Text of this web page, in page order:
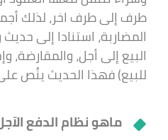
طرف إلى طرف اخر، لذلك
المضاربة، استنادا إلى
البيع إلى أجل، والمقارضة،
للبيع) فهذا الحديث ينُص
ماهو نظام الدفع